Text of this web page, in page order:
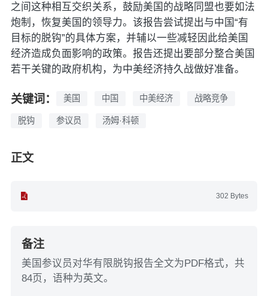
之间这种相互交织关系，鼓励美国的战略同盟也要如法
炮制，恢复美国的领导力。该报告尝试提出与中国“有
目标的脱钩”的具体方案，并辅以一些减轻因此给美国
经济造成负面影响的政策。报告还提出要部分整合美国
若干关键的政府机构，为中美经济持久战做好准备。
关键词： 美国 中国 中美经济 战略竞争
脱钩 参议员 汤姆·科顿
正文
302 Bytes
备注
美国参议员对华有限脱钩报告全文为PDF格式，共
84页，语种为英文。